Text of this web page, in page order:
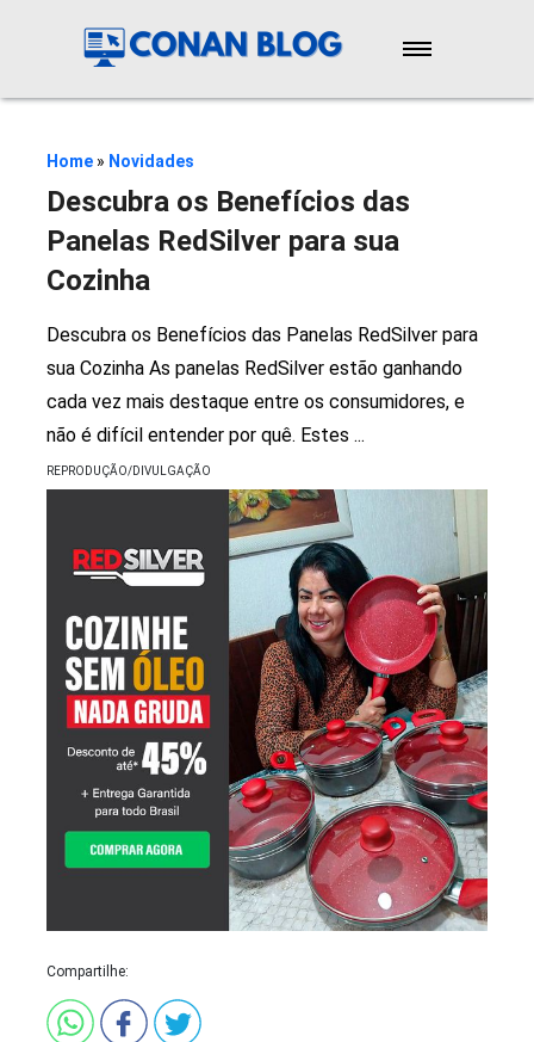
Início
Reviews
Cursos
Emagrecimento
Saúde
Home » Novidades
Descubra os Benefícios das
Panelas RedSilver para sua
Cozinha
Descubra os Benefícios das Panelas RedSilver para
sua Cozinha As panelas RedSilver estão ganhando
cada vez mais destaque entre os consumidores, e
não é difícil entender por quê. Estes ...
REPRODUÇÃO/DIVULGAÇÃO
Compartilhe: